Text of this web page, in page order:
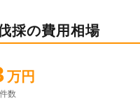
採の費用相場
万円